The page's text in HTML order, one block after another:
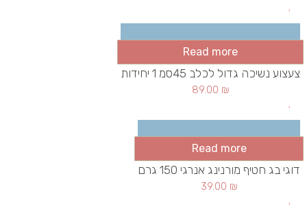
Read more
צעצוע נשיכה גדול לכלב 45סמ 1 יחידות
89.00 ₪
Read more
דוגי בג חטיף מורנינג אנרגי 150 גרם
39.00 ₪